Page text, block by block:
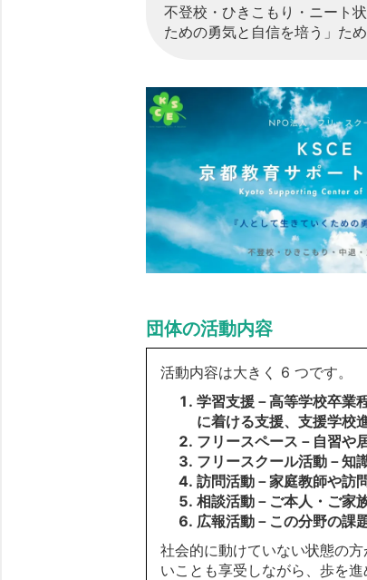
不登校・ひきこもり・ニート
ための勇気と自信を培う」た
団体の活動内容
活動内容は大きく 6 つです。
学習支援－高等学校卒業
に着ける支援、支援学校
フリースペース－自習や
フリースクール活動－知
訪問活動－家庭教師や訪
相談活動－ご本人・ご家
広報活動－この分野の課
社会的に動けていない状態の
いことも享受しながら、歩を進